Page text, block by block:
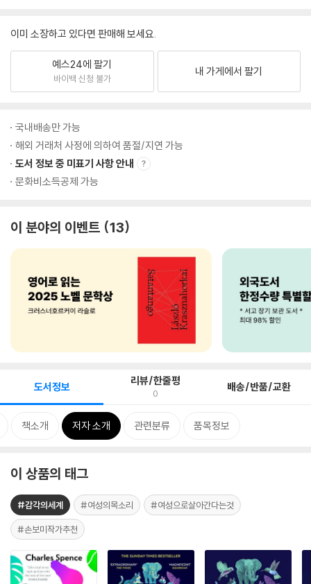
이미 소장하고 있다면 판매해 보세요.
예스24에 팔기
바이백 신청 불가
내 가게에서 팔기
국내배송만 가능
해외 거래처 사정에 의하여 품절/지연 가능
도서 정보 중 미표기 사항 안내
문화비소득공제 가능
이 분야의 이벤트 13
도서정보 리뷰/한줄평
0 배송/반품/교환
책소개 저자 소개 관련분류 품목정보
이 상품의 태그
#감각의세계 #여성의목소리 #여성으로살아간다는것
#손보미작가추천